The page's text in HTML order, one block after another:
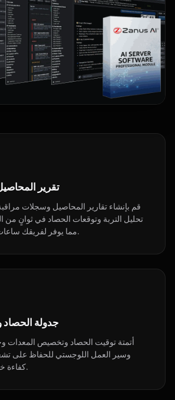
تقرير
قم بإنشاء تقارير المحاصيل وسجلات
تحليل التربة وتوقعات الحصاد في ثوانٍ من
مما يوفر لفريقك ساعات من العمل كل يوم.
جدولة
أتمتة توقيت الحصاد وتخصيص المعدات
وسير العمل اللوجستي للحفاظ على
كفاءة خلال الفترات الحرجة.